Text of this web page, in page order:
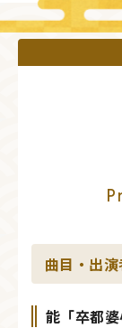
曲目・出
能「卒都婆